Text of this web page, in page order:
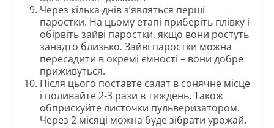
Через кілька днів з’являться перші
паростки. На цьому етапі приберіть плівку і
обірвіть зайві паростки, якщо вони ростуть
занадто близько. Зайві паростки можна
пересадити в окремі ємності – вони добре
приживуться.
Після цього поставте салат в сонячне місце
і поливайте 2-3 рази в тиждень. Також
обприскуйте листочки пульверизатором.
Через 2 місяці можна буде зібрати урожай.